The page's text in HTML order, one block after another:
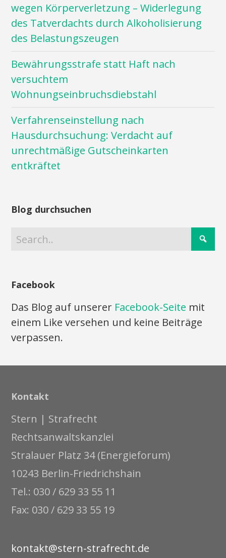
wegen Körperverletzung – Widerlegung
des Tatverdachts durch Alkoholisierung
des Belastungszeugen
Bewährungsstrafe statt Haft nach
versuchtem
Wohnungseinbruchsdiebstahl
Verfahrenseinstellung nach
Hausdurchsuchung: Verdacht auf
unrechtmäßige Gutscheinkarten
entkräftet
Blog durchsuchen
Facebook
Das Blog auf unserer Facebook-Seite mit
einem Like versehen und keine Beiträge
verpassen.
Kontakt
Stern | Strafrecht
Rechtsanwaltskanzlei
Stralauer Platz 34 (Energieforum)
10243 Berlin-Friedrichshain
Tel.: 030 / 629 33 55 11
Fax: 030 / 629 33 55 19
kontakt@stern-strafrecht.de